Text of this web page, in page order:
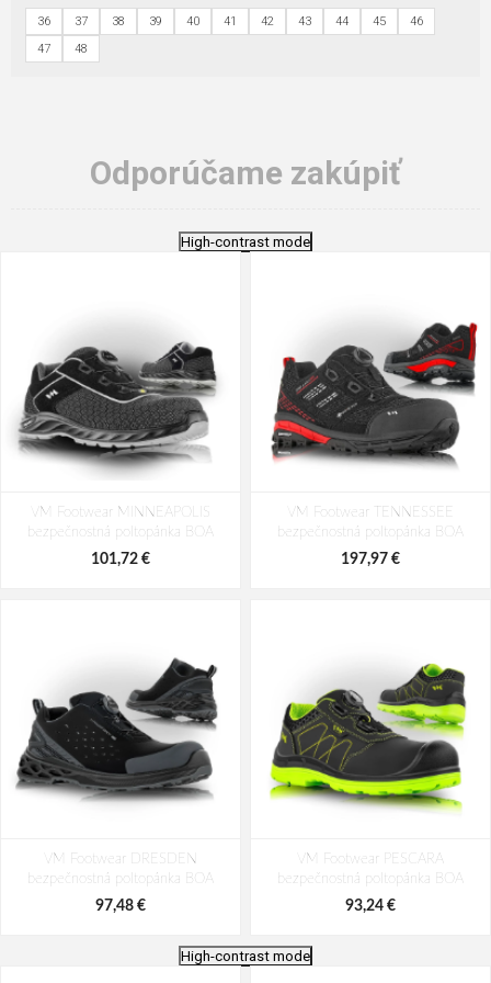
36 37 38 39 40 41 42 43 44 45
46
47
48
Odporúčame zakúpiť
High-contrast mode
VM Footwear MINNEAPOLIS
bezpečnostná poltopánka BOA
101,72 €
VM Footwear TENNESSEE
bezpečnostná poltopánka BOA
197,97 €
VM Footwear DRESDEN
bezpečnostná poltopánka BOA
97,48 €
VM Footwear PESCARA
bezpečnostná poltopánka BOA
93,24 €
High-contrast mode